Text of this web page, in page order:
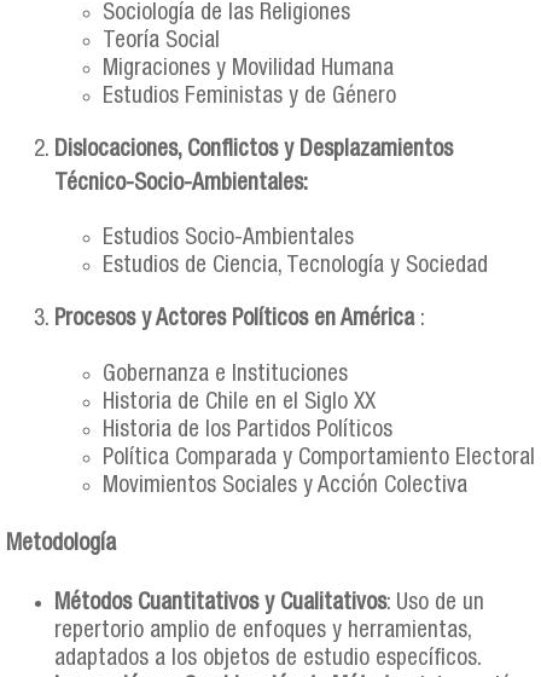
Sociología de las Religiones
Teoría Social
Migraciones y Movilidad Humana
Estudios Feministas y de Género
Dislocaciones, Conflictos y Desplazamientos
Técnico-Socio-Ambientales:
Estudios Socio-Ambientales
Estudios de Ciencia, Tecnología y Sociedad
Procesos y Actores Políticos en América :
Gobernanza e Instituciones
Historia de Chile en el Siglo XX
Historia de los Partidos Políticos
Política Comparada y Comportamiento Electoral
Movimientos Sociales y Acción Colectiva
Metodología
Métodos Cuantitativos y Cualitativos: Uso de un
repertorio amplio de enfoques y herramientas,
adaptados a los objetos de estudio específicos.